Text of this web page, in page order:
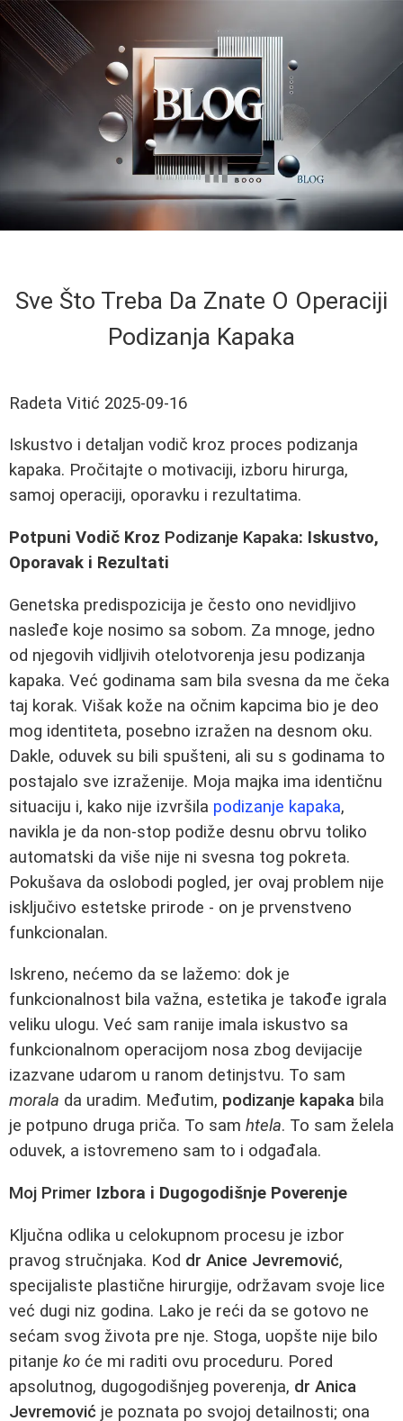
Sve Što Treba Da Znate O Operaciji
Podizanja Kapaka
Radeta Vitić 2025-09-16
Iskustvo i detaljan vodič kroz proces podizanja
kapaka. Pročitajte o motivaciji, izboru hirurga,
samoj operaciji, oporavku i rezultatima.
Potpuni Vodič Kroz Podizanje Kapaka: Iskustvo,
Oporavak i Rezultati
Genetska predispozicija je često ono nevidljivo
nasleđe koje nosimo sa sobom. Za mnoge, jedno
od njegovih vidljivih otelotvorenja jesu podizanja
kapaka. Već godinama sam bila svesna da me čeka
taj korak. Višak kože na očnim kapcima bio je deo
mog identiteta, posebno izražen na desnom oku.
Dakle, oduvek su bili spušteni, ali su s godinama to
postajalo sve izraženije. Moja majka ima identičnu
situaciju i, kako nije izvršila podizanje kapaka,
navikla je da non-stop podiže desnu obrvu toliko
automatski da više nije ni svesna tog pokreta.
Pokušava da oslobodi pogled, jer ovaj problem nije
isključivo estetske prirode - on je prvenstveno
funkcionalan.
Iskreno, nećemo da se lažemo: dok je
funkcionalnost bila važna, estetika je takođe igrala
veliku ulogu. Već sam ranije imala iskustvo sa
funkcionalnom operacijom nosa zbog devijacije
izazvane udarom u ranom detinjstvu. To sam
morala da uradim. Međutim, podizanje kapaka bila
je potpuno druga priča. To sam htela. To sam želela
oduvek, a istovremeno sam to i odgađala.
Moj Primer Izbora i Dugogodišnje Poverenje
Ključna odlika u celokupnom procesu je izbor
pravog stručnjaka. Kod dr Anice Jevremović,
specijaliste plastične hirurgije, održavam svoje lice
već dugi niz godina. Lako je reći da se gotovo ne
sećam svog života pre nje. Stoga, uopšte nije bilo
pitanje ko će mi raditi ovu proceduru. Pored
apsolutnog, dugogodišnjeg poverenja, dr Anica
Jevremović je poznata po svojoj detailnosti; ona